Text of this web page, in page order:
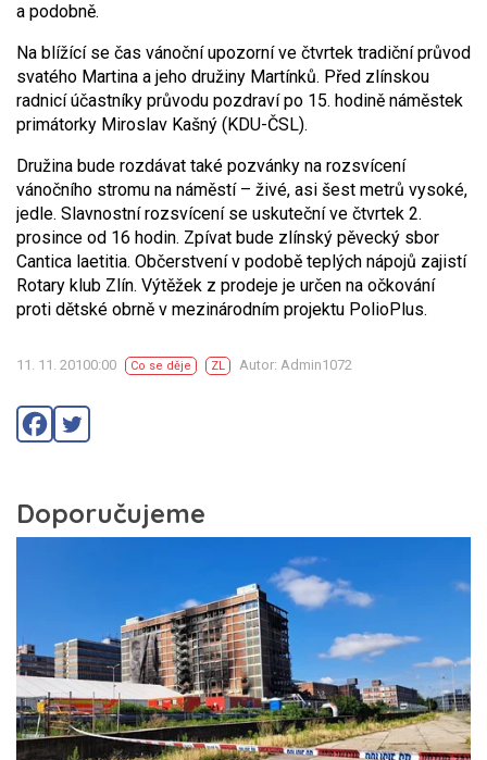
a podobně.
Na blížící se čas vánoční upozorní ve čtvrtek tradiční průvod
svatého Martina a jeho družiny Martínků. Před zlínskou
radnicí účastníky průvodu pozdraví po 15. hodině náměstek
primátorky Miroslav Kašný (KDU-ČSL).
Družina bude rozdávat také pozvánky na rozsvícení
vánočního stromu na náměstí – živé, asi šest metrů vysoké,
jedle. Slavnostní rozsvícení se uskuteční ve čtvrtek 2.
prosince od 16 hodin. Zpívat bude zlínský pěvecký sbor
Cantica laetitia. Občerstvení v podobě teplých nápojů zajistí
Rotary klub Zlín. Výtěžek z prodeje je určen na očkování
proti dětské obrně v mezinárodním projektu PolioPlus.
11. 11. 20100:00 Co se děje ZL Autor: Admin1072